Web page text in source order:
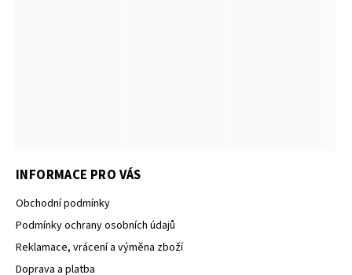
INFORMACE PRO VÁS
Obchodní podmínky
Podmínky ochrany osobních údajů
Reklamace, vrácení a výměna zboží
Doprava a platba